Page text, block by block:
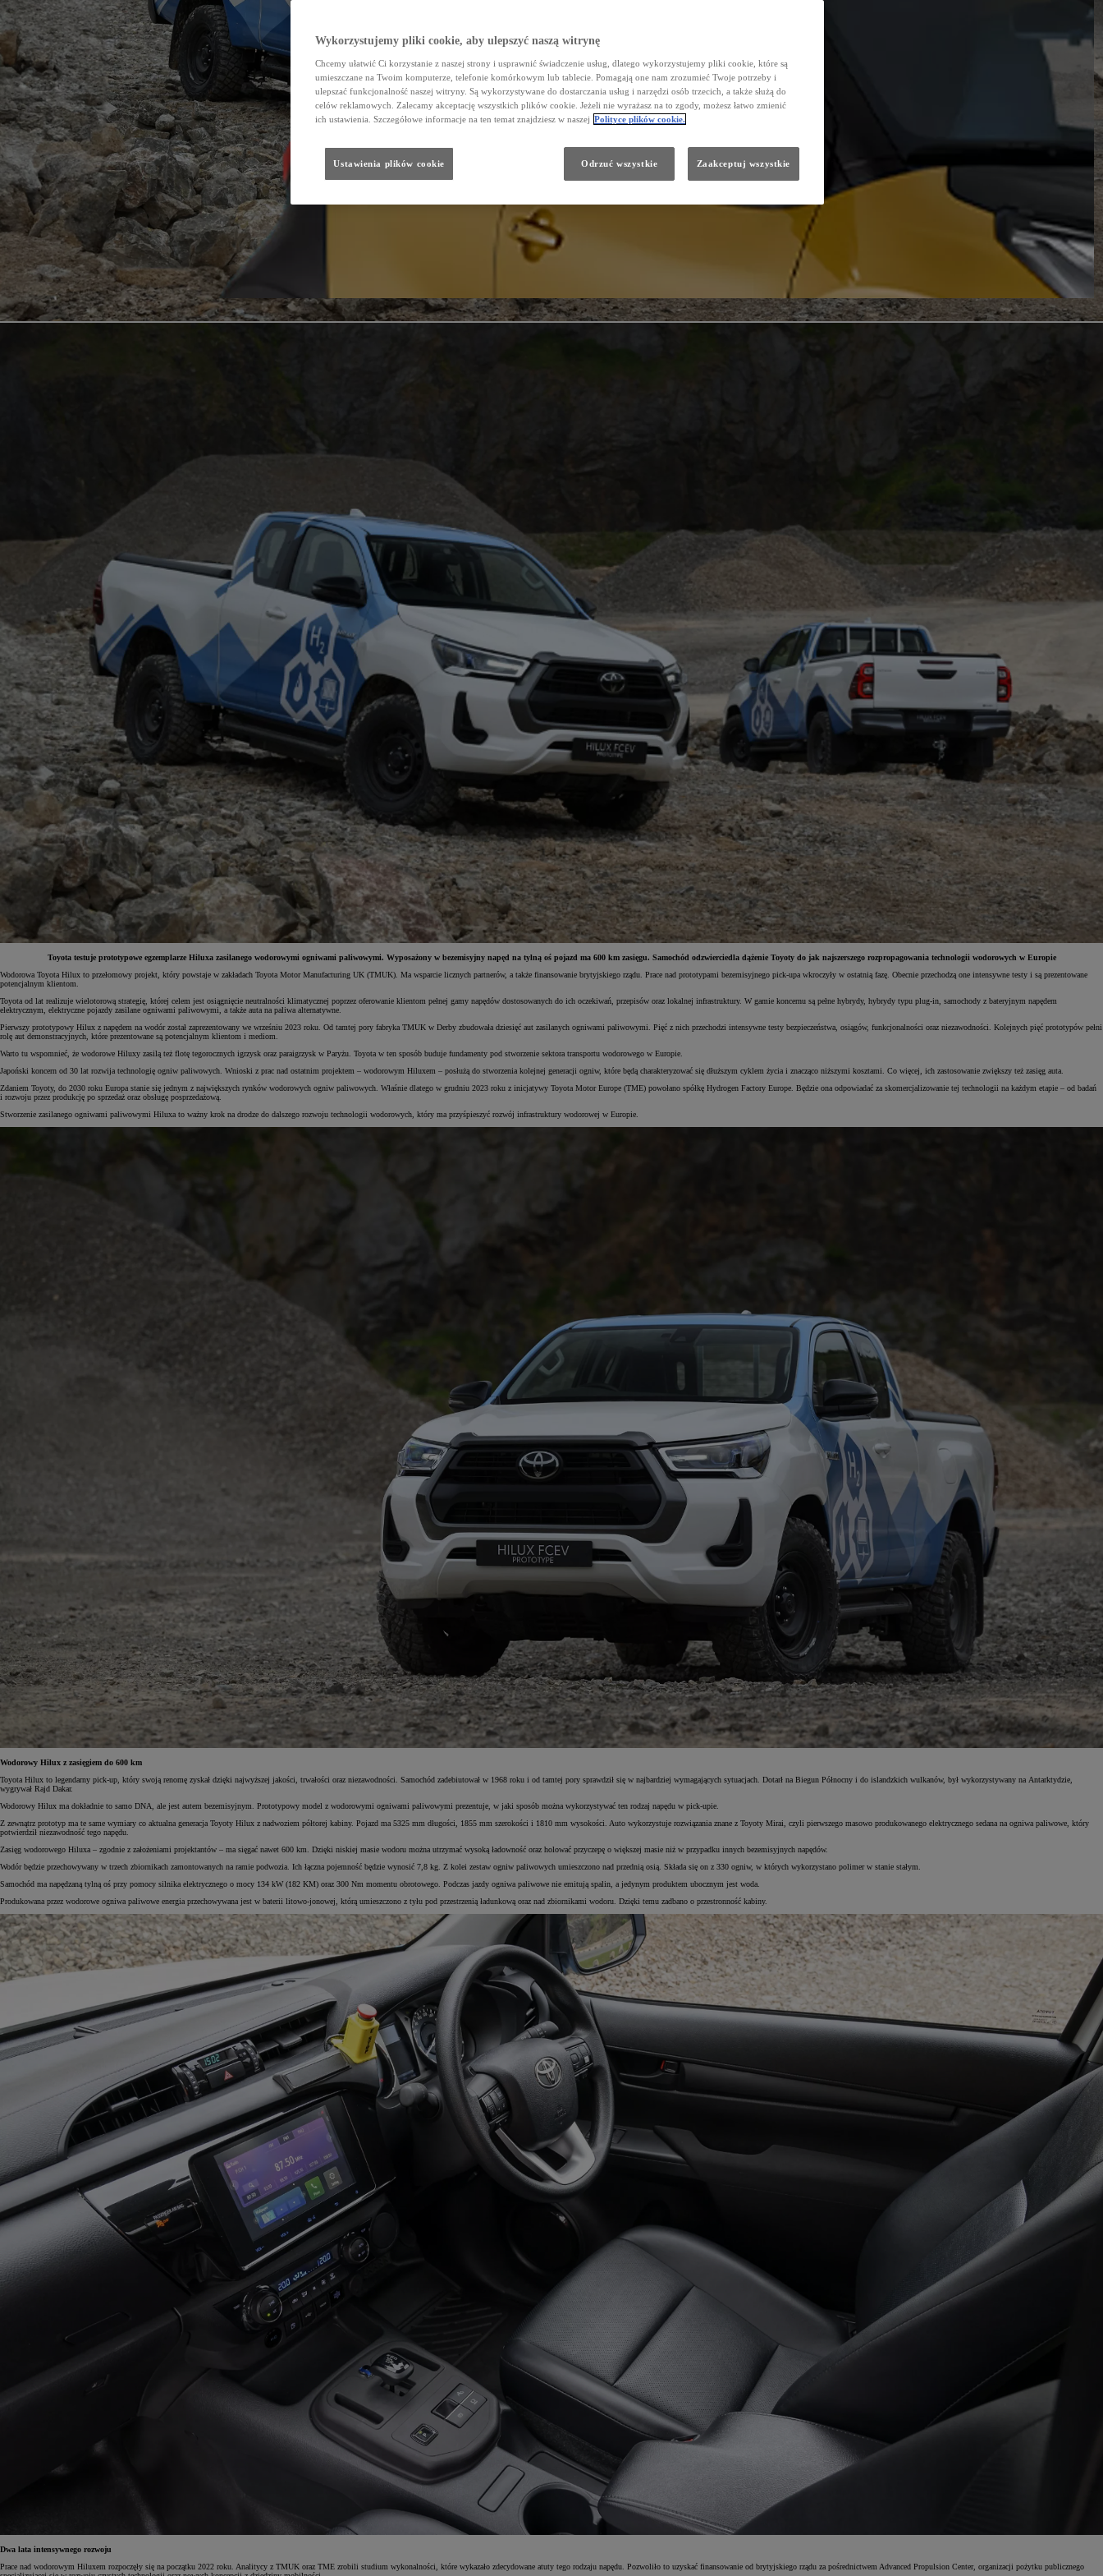
Yaris Cross
HYBRID
Toyota testuje prototypowe egzemplarze Hiluxa zasilanego wodorowymi ogniwami paliwowymi. Wyposażony w bezemisyjny napęd na tylną oś pojazd ma 600 km zasięgu. Samochód odzwierciedla dążenie Toyoty do jak najszerszego rozpropagowania technologii wodorowych w Europie
Wodorowa Toyota Hilux to przełomowy projekt, który powstaje w zakładach Toyota Motor Manufacturing UK (TMUK). Ma wsparcie licznych partnerów, a także finansowanie brytyjskiego rządu. Prace nad prototypami bezemisyjnego pick-upa wkroczyły w ostatnią fazę. Obecnie przechodzą one intensywne testy i są prezentowane
potencjalnym klientom.
Toyota od lat realizuje wielotorową strategię, której celem jest osiągnięcie neutralności klimatycznej poprzez oferowanie klientom pełnej gamy napędów dostosowanych do ich oczekiwań, przepisów oraz lokalnej infrastruktury. W gamie koncernu są pełne hybrydy, hybrydy typu plug-in, samochody z bateryjnym napędem
elektrycznym, elektryczne pojazdy zasilane ogniwami paliwowymi, a także auta na paliwa alternatywne.
Pierwszy prototypowy Hilux z napędem na wodór został zaprezentowany we wrześniu 2023 roku. Od tamtej pory fabryka TMUK w Derby zbudowała dziesięć aut zasilanych ogniwami paliwowymi. Pięć z nich przechodzi intensywne testy bezpieczeństwa, osiągów, funkcjonalności oraz niezawodności. Kolejnych pięć prototypów pełni
rolę aut demonstracyjnych, które prezentowane są potencjalnym klientom i mediom.
Warto tu wspomnieć, że wodorowe Hiluxy zasilą też flotę tegorocznych igrzysk oraz paraigrzysk w Paryżu. Toyota w ten sposób buduje fundamenty pod stworzenie sektora transportu wodorowego w Europie.
Japoński koncern od 30 lat rozwija technologię ogniw paliwowych. Wnioski z prac nad ostatnim projektem – wodorowym Hiluxem – posłużą do stworzenia kolejnej generacji ogniw, które będą charakteryzować się dłuższym cyklem życia i znacząco niższymi kosztami. Co więcej, ich zastosowanie zwiększy też zasięg auta.
Zdaniem Toyoty, do 2030 roku Europa stanie się jednym z największych rynków wodorowych ogniw paliwowych. Właśnie dlatego w grudniu 2023 roku z inicjatywy Toyota Motor Europe (TME) powołano spółkę Hydrogen Factory Europe. Będzie ona odpowiadać za skomercjalizowanie tej technologii na każdym etapie – od badań
i rozwoju przez produkcję po sprzedaż oraz obsługę posprzedażową.
Stworzenie zasilanego ogniwami paliwowymi Hiluxa to ważny krok na drodze do dalszego rozwoju technologii wodorowych, który ma przyśpieszyć rozwój infrastruktury wodorowej w Europie.
Wodorowy Hilux z zasięgiem do 600 km
Toyota Hilux to legendarny pick-up, który swoją renomę zyskał dzięki najwyższej jakości, trwałości oraz niezawodności. Samochód zadebiutował w 1968 roku i od tamtej pory sprawdził się w najbardziej wymagających sytuacjach. Dotarł na Biegun Północny i do islandzkich wulkanów, był wykorzystywany na Antarktydzie,
wygrywał Rajd Dakar.
Wodorowy Hilux ma dokładnie to samo DNA, ale jest autem bezemisyjnym. Prototypowy model z wodorowymi ogniwami paliwowymi prezentuje, w jaki sposób można wykorzystywać ten rodzaj napędu w pick-upie.
Z zewnątrz prototyp ma te same wymiary co aktualna generacja Toyoty Hilux z nadwoziem półtorej kabiny. Pojazd ma 5325 mm długości, 1855 mm szerokości i 1810 mm wysokości. Auto wykorzystuje rozwiązania znane z Toyoty Mirai, czyli pierwszego masowo produkowanego elektrycznego sedana na ogniwa paliwowe, który
potwierdził niezawodność tego napędu.
Zasięg wodorowego Hiluxa – zgodnie z założeniami projektantów – ma sięgać nawet 600 km. Dzięki niskiej masie wodoru można utrzymać wysoką ładowność oraz holować przyczepę o większej masie niż w przypadku innych bezemisyjnych napędów.
Wodór będzie przechowywany w trzech zbiornikach zamontowanych na ramie podwozia. Ich łączna pojemność będzie wynosić 7,8 kg. Z kolei zestaw ogniw paliwowych umieszczono nad przednią osią. Składa się on z 330 ogniw, w których wykorzystano polimer w stanie stałym.
Samochód ma napędzaną tylną oś przy pomocy silnika elektrycznego o mocy 134 kW (182 KM) oraz 300 Nm momentu obrotowego. Podczas jazdy ogniwa paliwowe nie emitują spalin, a jedynym produktem ubocznym jest woda.
Produkowana przez wodorowe ogniwa paliwowe energia przechowywana jest w baterii litowo-jonowej, którą umieszczono z tyłu pod przestrzenią ładunkową oraz nad zbiornikami wodoru. Dzięki temu zadbano o przestronność kabiny.
Dwa lata intensywnego rozwoju
Prace nad wodorowym Hiluxem rozpoczęły się na początku 2022 roku. Analitycy z TMUK oraz TME zrobili studium wykonalności, które wykazało zdecydowane atuty tego rodzaju napędu. Pozwoliło to uzyskać finansowanie od brytyjskiego rządu za pośrednictwem Advanced Propulsion Center, organizacji pożytku publicznego
Wykorzystujemy pliki cookie, aby ulepszyć naszą witrynę
Chcemy ułatwić Ci korzystanie z naszej strony i usprawnić świadczenie usług, dlatego wykorzystujemy pliki cookie, które są
umieszczane na Twoim komputerze, telefonie komórkowym lub tablecie. Pomagają one nam zrozumieć Twoje potrzeby i
ulepszać funkcjonalność naszej witryny. Są wykorzystywane do dostarczania usług i narzędzi osób trzecich, a także służą do
celów reklamowych. Zalecamy akceptację wszystkich plików cookie. Jeżeli nie wyrażasz na to zgody, możesz łatwo zmienić
ich ustawienia. Szczegółowe informacje na ten temat znajdziesz w naszej Polityce plików cookie.
Odrzuć wszystkie Zaakceptuj wszystkie
Ustawienia plików cookie